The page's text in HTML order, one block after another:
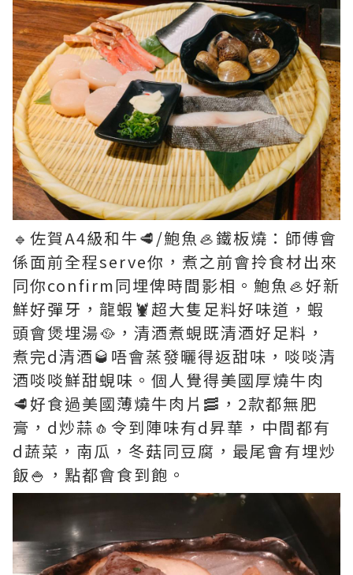
🔹佐賀A4級和牛🥩/鮑魚🦪鐵板燒：師傅會
係面前全程serve你，煮之前會拎食材出來
同你confirm同埋俾時間影相。鮑魚🦪好新
鮮好彈牙，龍蝦🦞超大隻足料好味道，蝦
頭會煲埋湯🥘，清酒煮蜆既清酒好足料，
煮完d清酒🥃唔會蒸發曬得返甜味，啖啖清
酒啖啖鮮甜蜆味。個人覺得美國厚燒牛肉
🥩好食過美國薄燒牛肉片🥓，2款都無肥
膏，d炒蒜🧄令到陣味有d昇華，中間都有
d蔬菜，南瓜，冬菇同豆腐，最尾會有埋炒
飯🍚，點都會食到飽。